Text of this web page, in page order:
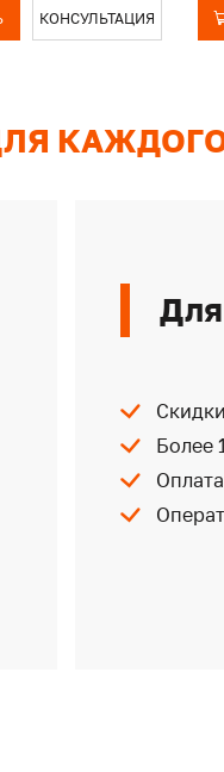
КОНСУЛЬТАЦИЯ
Более